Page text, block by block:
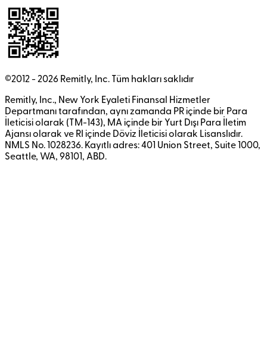
©2012 - 2026 Remitly, Inc. Tüm hakları saklıdır
Remitly, Inc., New York Eyaleti Finansal Hizmetler
Departmanı tarafından, aynı zamanda PR içinde bir Para
İleticisi olarak (TM-143), MA içinde bir Yurt Dışı Para İletim
Ajansı olarak ve RI içinde Döviz İleticisi olarak Lisanslıdır.
NMLS No. 1028236. Kayıtlı adres: 401 Union Street, Suite 1000,
Seattle, WA, 98101, ABD.